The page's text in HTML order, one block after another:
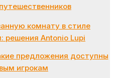
комнату в стиле
решения Antonio Lupi
предложения доступны
игрокам